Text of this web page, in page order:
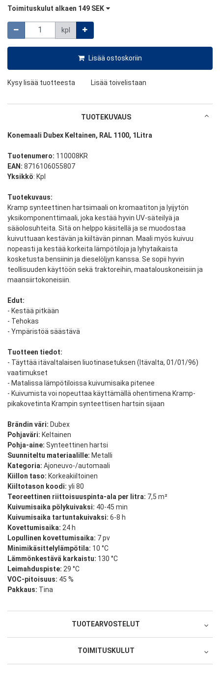
Toimituskulut alkaen 149 SEK
kpl
Lisää ostoskoriin
Kysy lisää tuotteesta Lisää toivelistaan
TUOTEKUVAUS
Konemaali Dubex Keltainen, RAL 1100, 1Litra
Tuotenumero: 110008KR
EAN: 8716106055807
Yksikkö: Kpl
Tuotekuvaus:
Kramp synteettinen hartsimaali on kromaatiton ja lyijytön
yksikomponenttimaali, joka kestää hyvin UV-säteilyä ja
sääolosuhteita. Sitä on helppo käsitellä ja se muodostaa
kuivuttuaan kestävän ja kiiltävän pinnan. Maali myös kuivuu
nopeasti ja kestää korkeita lämpötiloja ja lyhytaikaista
kosketusta bensiinin ja dieselöljyn kanssa. Se sopii hyvin
teollisuuden käyttöön sekä traktoreihin, maatalouskoneisiin ja
maansiirtokoneisiin.
Edut:
- Kestää pitkään
- Tehokas
- Ympäristöä säästävä
Tuotteen tiedot:
- Täyttää itävaltalaisen liuotinasetuksen (Itävalta, 01/01/96)
vaatimukset
- Matalissa lämpötiloissa kuivumisaika pitenee
- Kuivumista voi nopeuttaa käyttämällä ohentimena Kramp-
pikakovetinta Krampin synteettisen hartsin sijaan
Brändin väri: Dubex
Pohjaväri: Keltainen
Pohja-aine: Synteettinen hartsi
Suunniteltu materiaalille: Metalli
Kategoria: Ajoneuvo-/automaali
Kiillon taso: Korkeakiiltoinen
Kiiltotason koodi: yli 80
Teoreettinen riittoisuuspinta-ala per litra: 7,5 m²
Kuivumisaika pölykuivaksi: 40-45 min
Kuivumisaika tartuntakuivaksi: 6-8 h
Kovettumisaika: 24 h
Lopullinen kovettumisaika: 7 pv
Minimikäsittelylämpötila: 10 °C
Lämmönkestävä karkaistu: 130 °C
Leimahduspiste: 29 °C
VOC-pitoisuus: 45 %
Pakkaus: Tina
TUOTEARVOSTELUT
TOIMITUSKULUT